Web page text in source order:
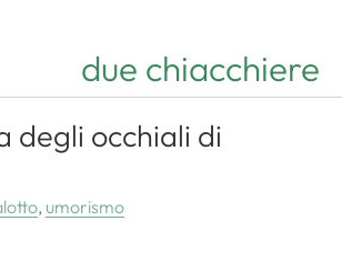
due chiacchiere
degli occhiali di
, umorismo